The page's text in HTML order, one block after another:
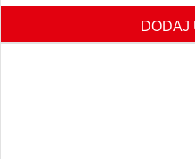
DODAJ